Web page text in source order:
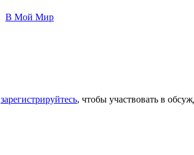
В Мой Мир
зарегистрируйтесь, чтобы участвовать в